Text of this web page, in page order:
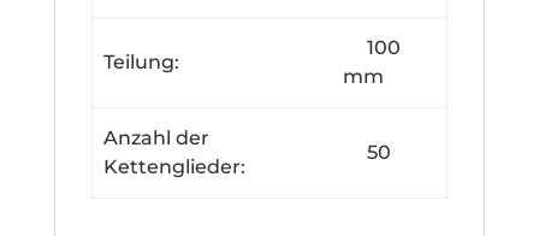
Teilung:
100
mm
Anzahl der
Kettenglieder:
50